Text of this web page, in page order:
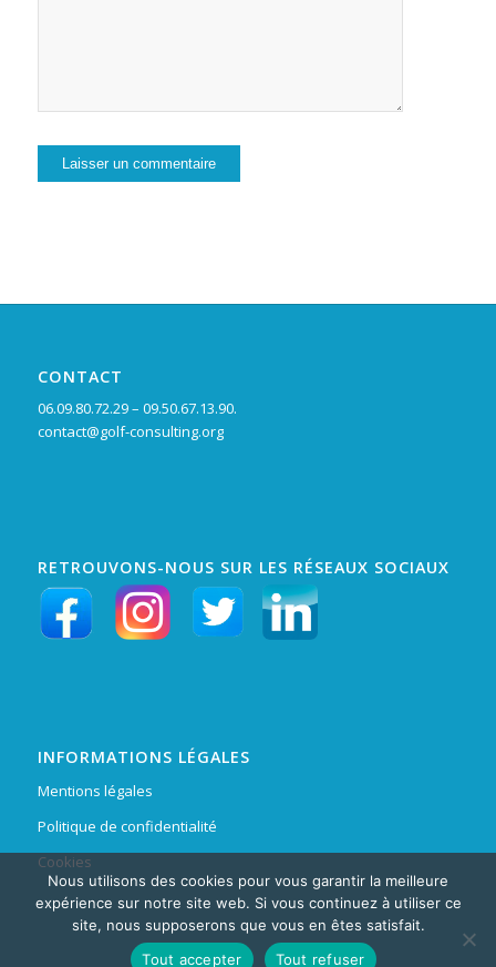
CONTACT
06.09.80.72.29 – 09.50.67.13.90.
contact@golf-consulting.org
RETROUVONS-NOUS SUR LES RÉSEAUX SOCIAUX
INFORMATIONS LÉGALES
Mentions légales
Politique de confidentialité
Cookies
Nous utilisons des cookies pour vous garantir la meilleure
expérience sur notre site web. Si vous continuez à utiliser ce
site, nous supposerons que vous en êtes satisfait.
Tout accepter
Tout refuser